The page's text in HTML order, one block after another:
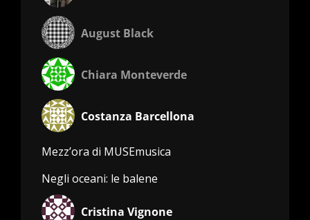
August Black
Chiara Monteverde
Costanza Barcellona
Mezz’ora di MUSEmusica
Negli oceani: le balene
Cristina Vignone